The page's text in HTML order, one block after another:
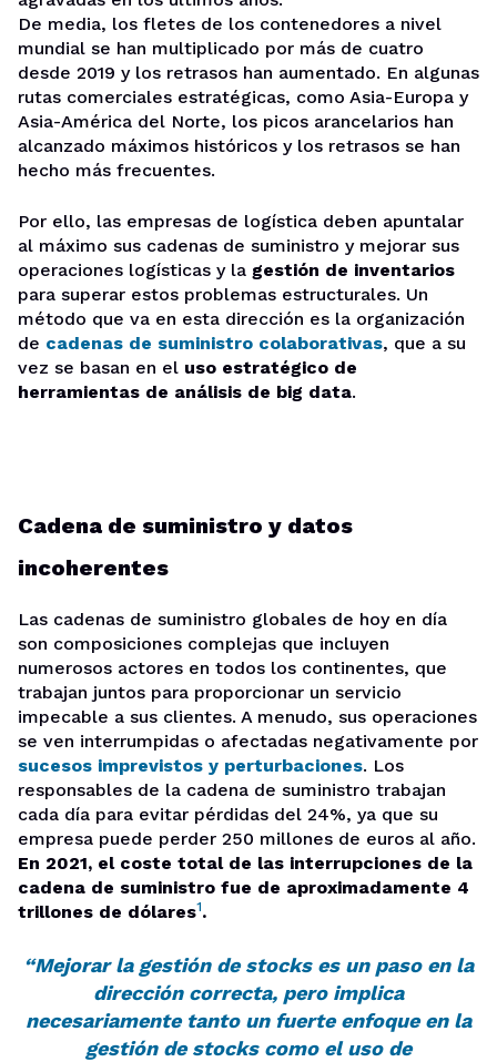
De media, los fletes de los contenedores a nivel
mundial se han multiplicado por más de cuatro
desde 2019 y los retrasos han aumentado. En algunas
rutas comerciales estratégicas, como Asia-Europa y
Asia-América del Norte, los picos arancelarios han
alcanzado máximos históricos y los retrasos se han
hecho más frecuentes.
Por ello, las empresas de logística deben apuntalar
al máximo sus cadenas de suministro y mejorar sus
operaciones logísticas y la gestión de inventarios
para superar estos problemas estructurales. Un
método que va en esta dirección es la organización
de cadenas de suministro colaborativas, que a su
vez se basan en el uso estratégico de
herramientas de análisis de big data.
Cadena de suministro y datos
incoherentes
Las cadenas de suministro globales de hoy en día
son composiciones complejas que incluyen
numerosos actores en todos los continentes, que
trabajan juntos para proporcionar un servicio
impecable a sus clientes. A menudo, sus operaciones
se ven interrumpidas o afectadas negativamente por
sucesos imprevistos y perturbaciones. Los
responsables de la cadena de suministro trabajan
cada día para evitar pérdidas del 24%, ya que su
empresa puede perder 250 millones de euros al año.
En 2021, el coste total de las interrupciones de la
cadena de suministro fue de aproximadamente 4
trillones de dólares1.
“Mejorar la gestión de stocks es un paso en la
dirección correcta, pero implica
necesariamente tanto un fuerte enfoque en la
gestión de stocks como el uso de